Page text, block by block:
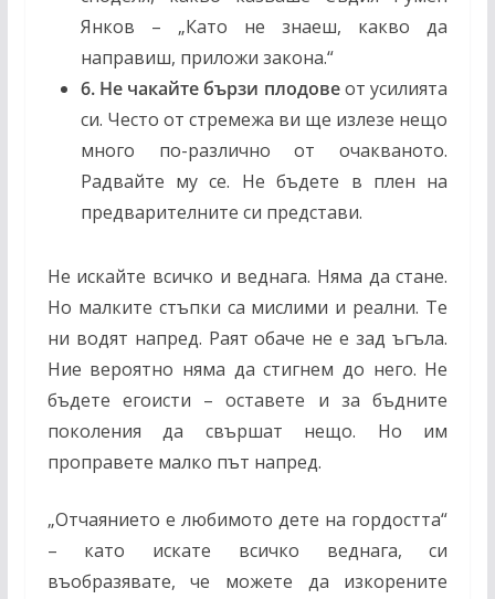
Янков – „Като не знаеш, какво да
направиш, приложи закона.“
6. Не чакайте бързи плодовеот усилията
си. Често от стремежа ви ще излезе нещо
много по-различно от очакваното.
Радвайте му се. Не бъдете в плен на
предварителните си представи.
Не искайте всичко и веднага. Няма да стане.
Но малките стъпки са мислими и реални. Те
ни водят напред. Раят обаче не е зад ъгъла.
Ние вероятно няма да стигнем до него. Не
бъдете егоисти – оставете и за бъдните
поколения да свършат нещо. Но им
проправете малко път напред.
„Отчаянието е любимото дете на гордостта“
– като искате всичко веднага, си
въобразявате, че можете да изкорените